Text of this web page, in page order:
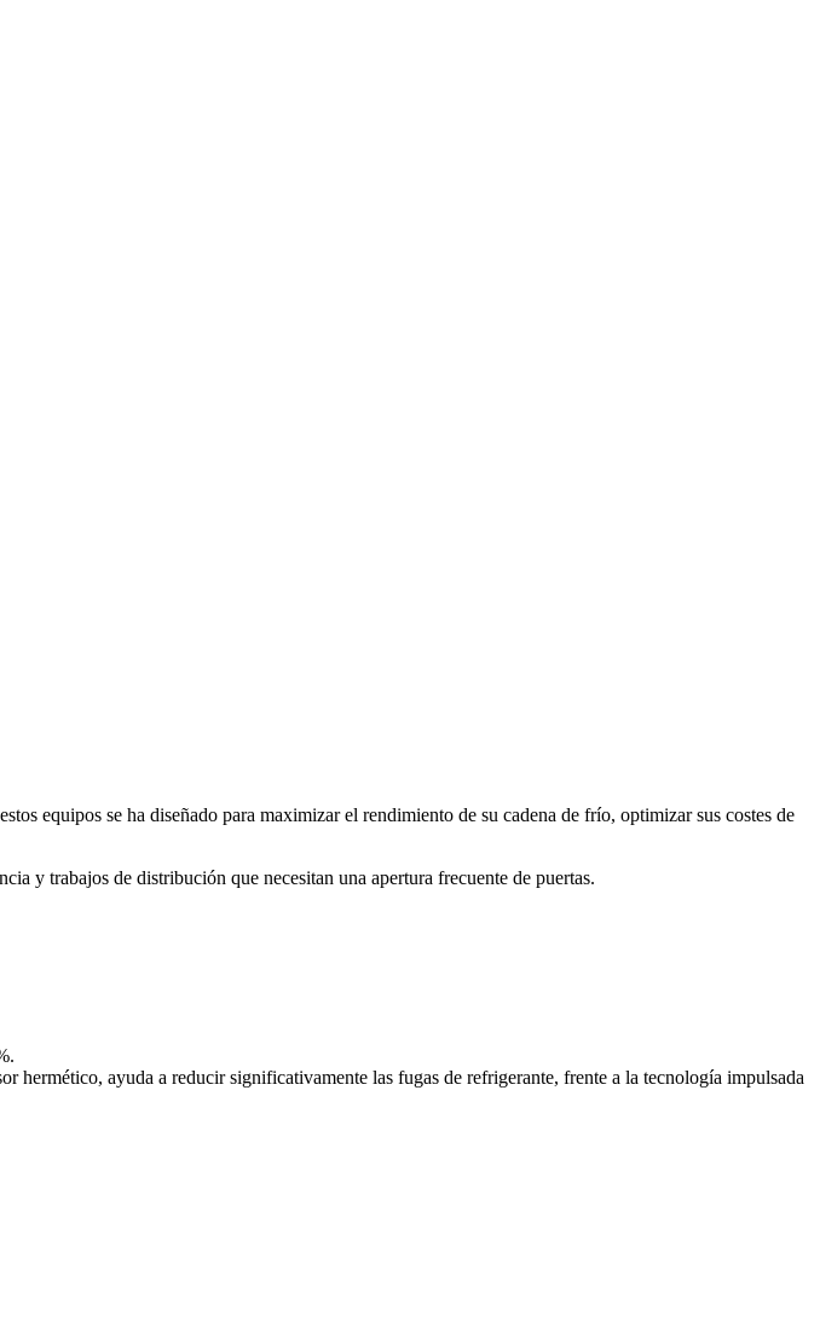
equipos se ha diseñado para maximizar el rendimiento de su cadena de frío, optimizar sus costes de
y trabajos de distribución que necesitan una apertura frecuente de puertas.
hermético, ayuda a reducir significativamente las fugas de refrigerante, frente a la tecnología impulsada